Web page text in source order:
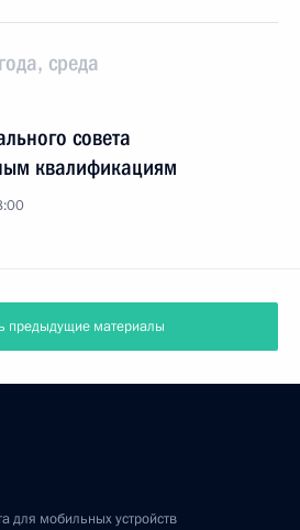
среда
совета
квалификациям
предыдущие материалы
для мобильных устройств